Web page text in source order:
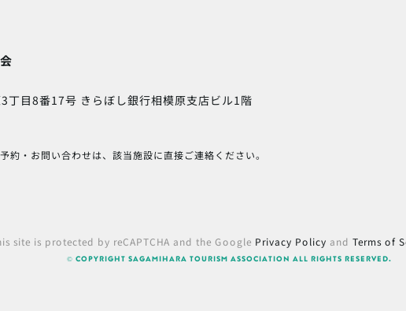
丁目8番17号 きらぼし銀行相模原支店ビル1階
・お問い合わせは、該当施設に直接ご連絡ください。
site is protected by reCAPTCHA and the Google Privacy Policy andTerms of
© COPYRIGHT SAGAMIHARA TOURISM ASSOCIATION ALL RIGHTS RESERVED.